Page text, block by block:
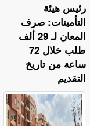
رئيس هيئة
التأمينات: صرف
المعان لـ 29 ألف
طلب خلال 72
ساعة من تاريخ
التقديم